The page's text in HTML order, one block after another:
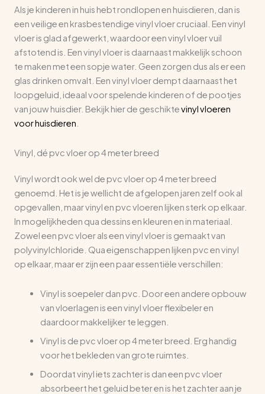
Als je kinderen in huis hebt rondlopen en huisdieren, dan is
een veilige en krasbestendige vinyl vloer cruciaal. Een vinyl
vloer is glad afgewerkt, waardoor een vinyl vloer vuil
afstotend is. Een vinyl vloer is daarnaast makkelijk schoon
te maken met een sopje water. Geen zorgen dus als er een
glas drinken omvalt. Een vinyl vloer dempt daarnaast het
loopgeluid, ideaal voor spelende kinderen of de pootjes
van jouw huisdier. Bekijk hier de geschiktevinyl vloeren
voor huisdieren
Vinyl, dé pvc vloer op 4 meter breed
Vinyl wordt ook wel de pvc vloer op 4 meter breed
genoemd. Het is je wellicht de afgelopen jaren zelf ook al
opgevallen, maar vinyl en pvc vloeren lijken sterk op elkaar.
In mogelijkheden qua dessins en kleuren en in materiaal.
Zowel een pvc vloer als een vinyl vloer is gemaakt van
polyvinylchloride. Qua eigenschappen lijken pvc en vinyl
op elkaar, maar er zijn een paar essentiële verschillen:
Vinyl is soepeler dan pvc. Door een andere opbouw
van vloerlagen is een vinyl vloer flexibeler en
daardoor makkelijker te leggen.
Vinyl is de pvc vloer op 4 meter breed. Erg handig
voor het bekleden van grote ruimtes.
Doordat vinyl iets zachter is dan een pvc vloer
absorbeert het geluid beter en is het zachter aan je